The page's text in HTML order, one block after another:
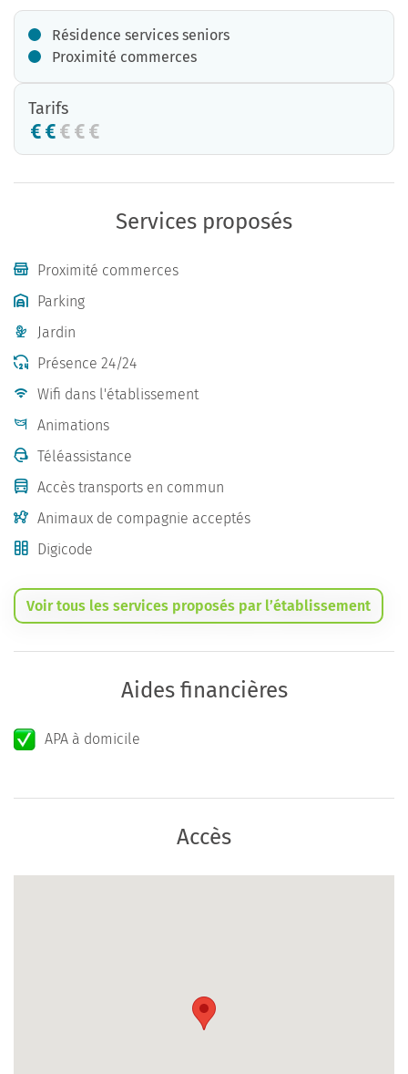
Résidence services seniors
Proximité commerces
Tarifs
Services proposés
Proximité commerces
Parking
Jardin
Présence 24/24
Wifi dans l'établissement
Animations
Téléassistance
Accès transports en commun
Animaux de compagnie acceptés
Digicode
Voir tous les services proposés par l’établissement
Aides financières
APA à domicile
Accès